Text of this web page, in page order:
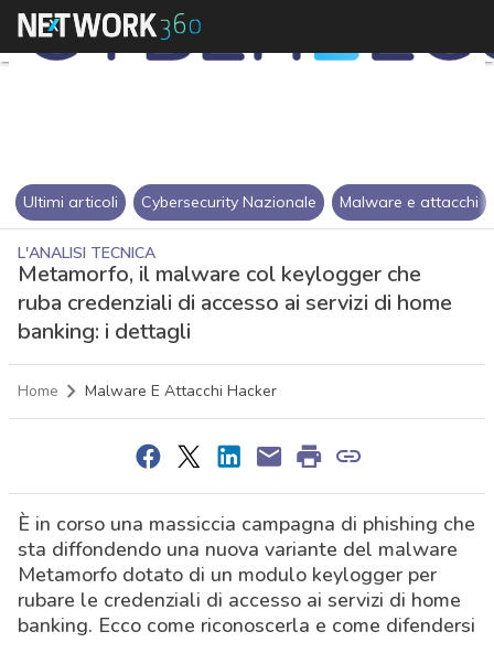
Ultimi articoli Cybersecurity Nazionale Malware e attacchi
L'ANALISI TECNICA
Metamorfo, il malware col keylogger che
ruba credenziali di accesso ai servizi di home
banking: i dettagli
Home Malware E Attacchi Hacker
È in corso una massiccia campagna di phishing che
sta diffondendo una nuova variante del malware
Metamorfo dotato di un modulo keylogger per
rubare le credenziali di accesso ai servizi di home
banking. Ecco come riconoscerla e come difendersi